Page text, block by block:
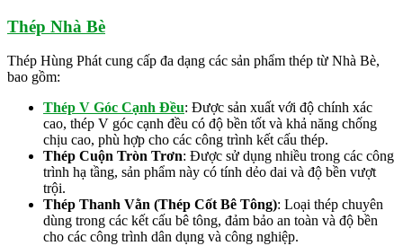
Thép Nhà Bè
Thép Hùng Phát cung cấp đa dạng các sản phẩm thép từ Nhà Bè,
bao gồm:
Thép V Góc Cạnh Đều: Được sản xuất với độ chính xác
cao, thép V góc cạnh đều có độ bền tốt và khả năng chống
chịu cao, phù hợp cho các công trình kết cấu thép.
Thép Cuộn Tròn Trơn: Được sử dụng nhiều trong các công
trình hạ tầng, sản phẩm này có tính dẻo dai và độ bền vượt
trội.
Thép Thanh Vằn (Thép Cốt Bê Tông): Loại thép chuyên
dùng trong các kết cấu bê tông, đảm bảo an toàn và độ bền
cho các công trình dân dụng và công nghiệp.